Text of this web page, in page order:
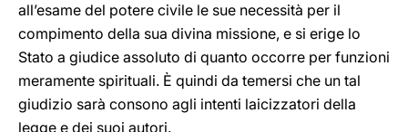
all’esame del potere civile le sue necessità per il
compimento della sua divina missione, e si erige lo
Stato a giudice assoluto di quanto occorre per funzioni
meramente spirituali. È quindi da temersi che un tal
giudizio sarà consono agli intenti laicizzatori della
legge e dei suoi autori.